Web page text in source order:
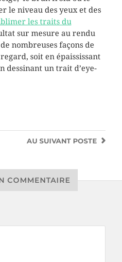
le niveau des yeux et des
les traits du
sur mesure au rendu
nombreuses façons de
soit en épaississant
dessinant un trait d’eye-
AU SUIVANT POSTE
COMMENTAIRE